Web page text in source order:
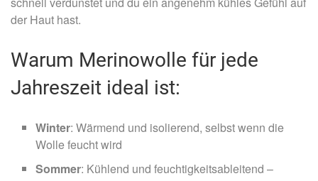
der Haut hast.
Warum Merinowolle für jede
Jahreszeit ideal ist:
Winter: Wärmend und isolierend, selbst wenn die
Wolle feucht wird
Sommer: Kühlend und feuchtigkeitsableitend –